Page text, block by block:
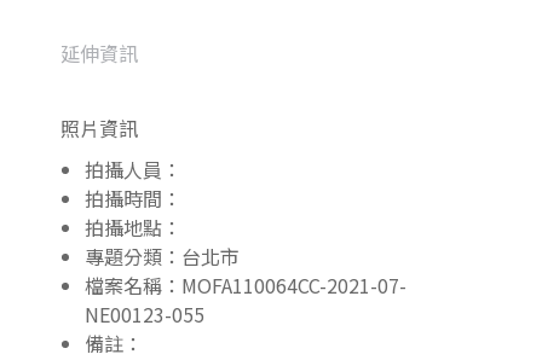
延伸資訊
照片資訊
拍攝人員：
拍攝時間：
拍攝地點：
專題分類：台北市
檔案名稱：MOFA110064CC-2021-07-
NE00123-055
備註：